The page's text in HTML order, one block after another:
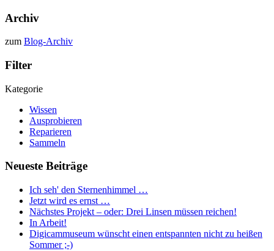
Archiv
zum Blog-Archiv
Filter
Kategorie
Wissen
Ausprobieren
Reparieren
Sammeln
Neueste Beiträge
Ich seh' den Sternenhimmel …
Jetzt wird es ernst …
Nächstes Projekt – oder: Drei Linsen müssen reichen!
In Arbeit!
Digicammuseum wünscht einen entspannten nicht zu heißen
Sommer ;-)